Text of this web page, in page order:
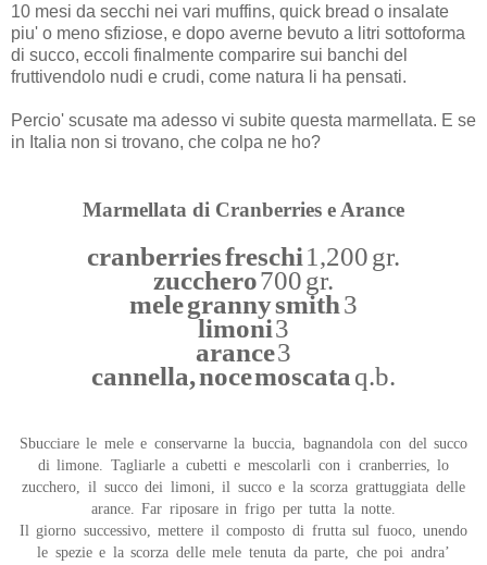
10 mesi da secchi nei vari muffins, quick bread o insalate
piu' o meno sfiziose, e dopo averne bevuto a litri sottoforma
di succo, eccoli finalmente comparire sui banchi del
fruttivendolo nudi e crudi, come natura li ha pensati.
Percio' scusate ma adesso vi subite questa marmellata. E se
in Italia non si trovano, che colpa ne ho?
Marmellata di Cranberries e Arance
cranberries freschi1,200 gr.
zucchero700 gr.
mele granny smith3
limoni3
arance3
cannella, noce moscata q.b.
Sbucciare le mele e conservarne la buccia, bagnandola con del succo
di limone. Tagliarle a cubetti e mescolarli con i cranberries, lo
zucchero, il succo dei limoni, il succo e la scorza grattuggiata delle
arance. Far riposare in frigo per tutta la notte.
Il giorno successivo, mettere il composto di frutta sul fuoco, unendo
le spezie e la scorza delle mele tenuta da parte, che poi andra’